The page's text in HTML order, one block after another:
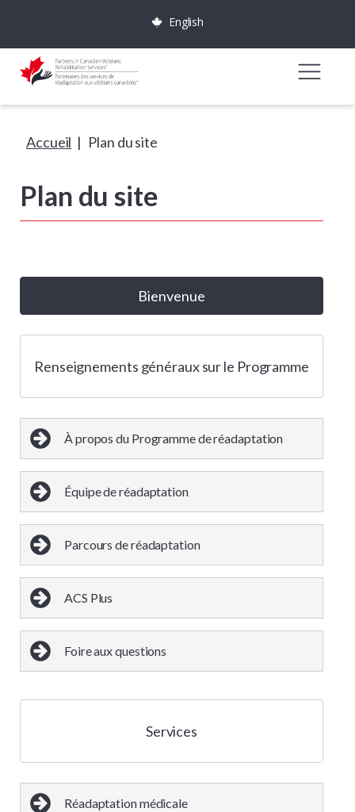
English
Accueil | Plan du site
Plan du site
Bienvenue
Renseignements généraux sur le Programme
À propos du Programme de réadaptation
Équipe de réadaptation
Parcours de réadaptation
ACS Plus
Foire aux questions
Services
Réadaptation médicale